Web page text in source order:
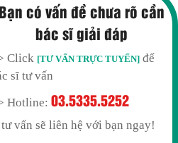
có vấn đề chưa rõ cần
bác sĩ giải đáp
Click [TƯ VẤN TRỰC TUYẾN] để
sĩ tư vấn
Hotline:03.5335.5252
vấn sẽ liên hệ với bạn ngay!